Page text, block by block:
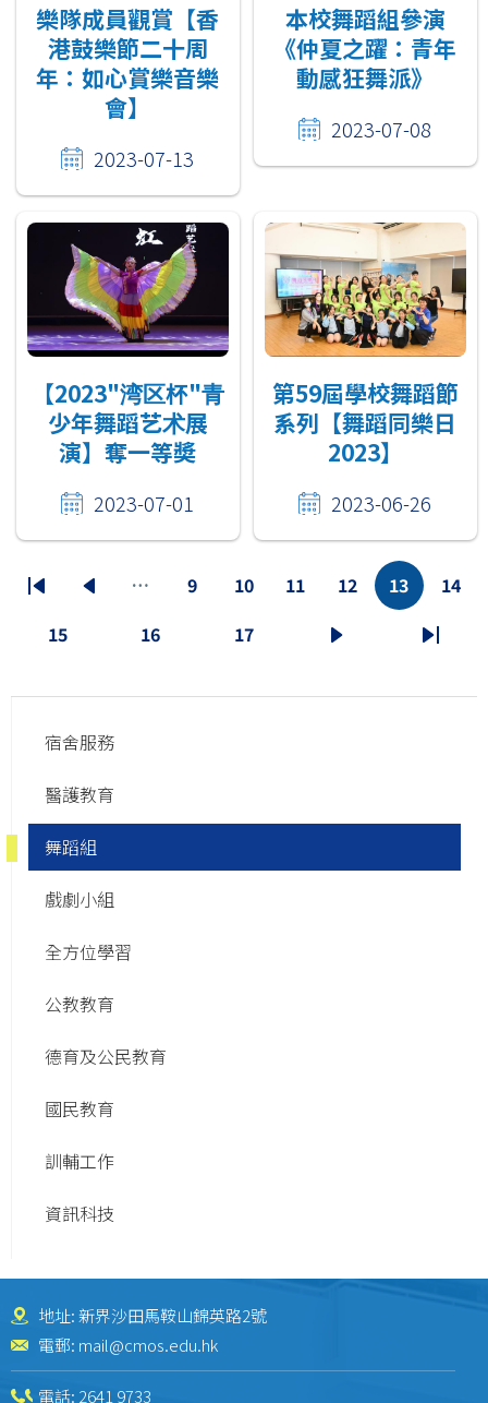
樂隊成員觀賞【香
港鼓樂節二十周
年：如心賞樂音樂
會】
2023-07-13
本校舞蹈組參演
《仲夏之躍：青年
動感狂舞派》
2023-07-08
【2023"湾区杯"⻘
少年舞蹈艺术展
演】奪一等奬
2023-07-01
第59屆學校舞蹈節
系列【舞蹈同樂日
2023】
2023-06-26
Pagination
First
page
Previous
…
頁
9
頁
面
10
頁
11
頁
12
目
13
頁
14
頁
15
頁
16
頁
17
下
Last
navigation
宿舍服務
醫護教育
舞蹈組
戲劇小組
全方位學習
公教教育
德育及公民教育
國民教育
訓輔工作
資訊科技
地址: 新界沙田馬鞍山錦英路2號
電郵: mail@cmos.edu.hk
電話: 2641 9733